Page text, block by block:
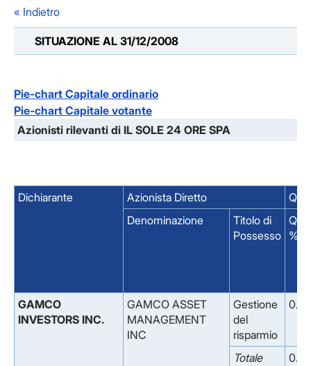
« Indietro
SITUAZIONE AL 31/12/2008
Pie-chart Capitale ordinario
Pie-chart Capitale votante
Azionisti rilevanti di IL SOLE 24 ORE SPA
Dichiarante Azionista Diretto
Denominazione
Titolo di
Possesso %
GAMCO
INVESTORS INC.
GAMCO ASSET
MANAGEMENT
INC
Gestione
del
risparmio
Totale